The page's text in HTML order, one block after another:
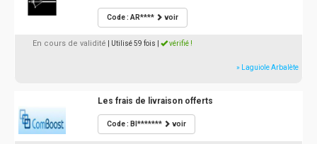
Code : AR**** voir
En cours de validité | Utilisé 59 fois vérifié !
» Laguiole Arbalète
Les frais de livraison offerts
Code : BI******* voir